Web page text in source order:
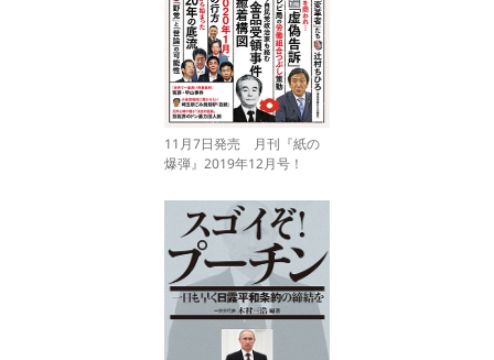
11月7日発売 月刊『紙の
爆弾』2019年12月号！